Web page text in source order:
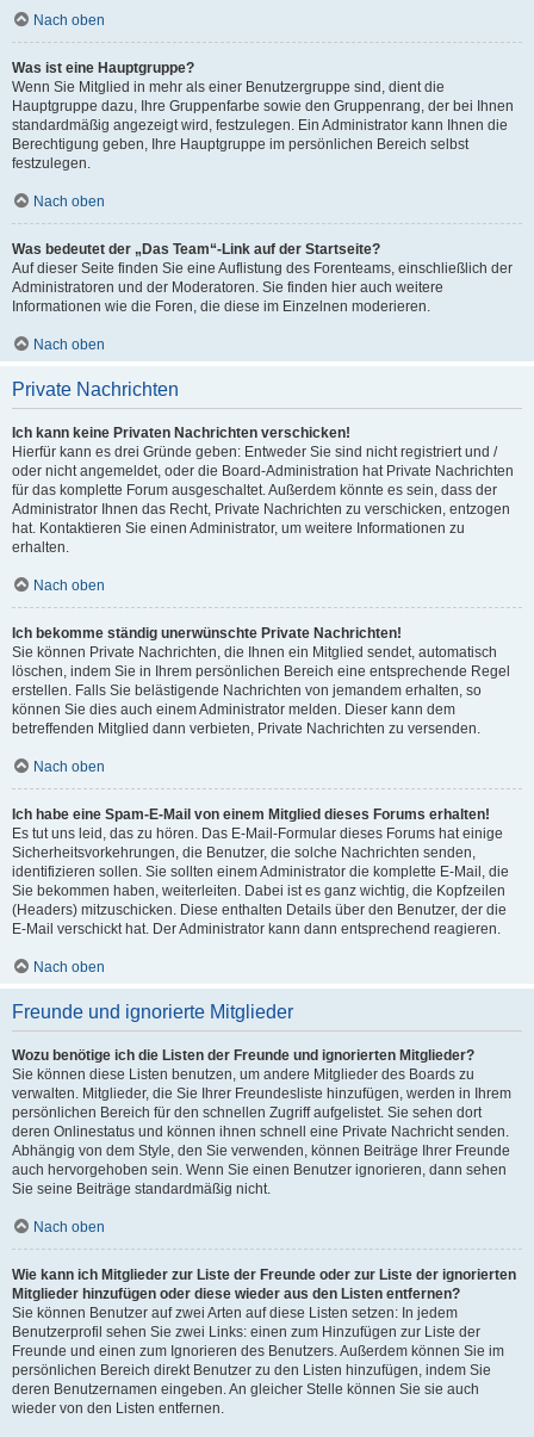
Nach oben
Was ist eine Hauptgruppe?
Wenn Sie Mitglied in mehr als einer Benutzergruppe sind, dient die
Hauptgruppe dazu, Ihre Gruppenfarbe sowie den Gruppenrang, der bei Ihnen
standardmäßig angezeigt wird, festzulegen. Ein Administrator kann Ihnen die
Berechtigung geben, Ihre Hauptgruppe im persönlichen Bereich selbst
festzulegen.
Nach oben
Was bedeutet der „Das Team“-Link auf der Startseite?
Auf dieser Seite finden Sie eine Auflistung des Forenteams, einschließlich der
Administratoren und der Moderatoren. Sie finden hier auch weitere
Informationen wie die Foren, die diese im Einzelnen moderieren.
Nach oben
Private Nachrichten
Ich kann keine Privaten Nachrichten verschicken!
Hierfür kann es drei Gründe geben: Entweder Sie sind nicht registriert und /
oder nicht angemeldet, oder die Board-Administration hat Private Nachrichten
für das komplette Forum ausgeschaltet. Außerdem könnte es sein, dass der
Administrator Ihnen das Recht, Private Nachrichten zu verschicken, entzogen
hat. Kontaktieren Sie einen Administrator, um weitere Informationen zu
erhalten.
Nach oben
Ich bekomme ständig unerwünschte Private Nachrichten!
Sie können Private Nachrichten, die Ihnen ein Mitglied sendet, automatisch
löschen, indem Sie in Ihrem persönlichen Bereich eine entsprechende Regel
erstellen. Falls Sie belästigende Nachrichten von jemandem erhalten, so
können Sie dies auch einem Administrator melden. Dieser kann dem
betreffenden Mitglied dann verbieten, Private Nachrichten zu versenden.
Nach oben
Ich habe eine Spam-E-Mail von einem Mitglied dieses Forums erhalten!
Es tut uns leid, das zu hören. Das E-Mail-Formular dieses Forums hat einige
Sicherheitsvorkehrungen, die Benutzer, die solche Nachrichten senden,
identifizieren sollen. Sie sollten einem Administrator die komplette E-Mail, die
Sie bekommen haben, weiterleiten. Dabei ist es ganz wichtig, die Kopfzeilen
(Headers) mitzuschicken. Diese enthalten Details über den Benutzer, der die
E-Mail verschickt hat. Der Administrator kann dann entsprechend reagieren.
Nach oben
Freunde und ignorierte Mitglieder
Wozu benötige ich die Listen der Freunde und ignorierten Mitglieder?
Sie können diese Listen benutzen, um andere Mitglieder des Boards zu
verwalten. Mitglieder, die Sie Ihrer Freundesliste hinzufügen, werden in Ihrem
persönlichen Bereich für den schnellen Zugriff aufgelistet. Sie sehen dort
deren Onlinestatus und können ihnen schnell eine Private Nachricht senden.
Abhängig von dem Style, den Sie verwenden, können Beiträge Ihrer Freunde
auch hervorgehoben sein. Wenn Sie einen Benutzer ignorieren, dann sehen
Sie seine Beiträge standardmäßig nicht.
Nach oben
Wie kann ich Mitglieder zur Liste der Freunde oder zur Liste der ignorierten
Mitglieder hinzufügen oder diese wieder aus den Listen entfernen?
Sie können Benutzer auf zwei Arten auf diese Listen setzen: In jedem
Benutzerprofil sehen Sie zwei Links: einen zum Hinzufügen zur Liste der
Freunde und einen zum Ignorieren des Benutzers. Außerdem können Sie im
persönlichen Bereich direkt Benutzer zu den Listen hinzufügen, indem Sie
deren Benutzernamen eingeben. An gleicher Stelle können Sie sie auch
wieder von den Listen entfernen.